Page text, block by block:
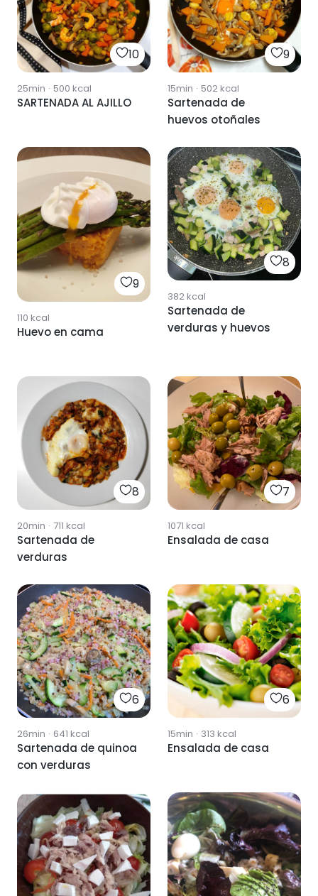
10
25min · 500 kcal
SARTENADA AL AJILLO
9
15min · 502kcal
Sartenada de
huevos otoñales
9
110 kcal
Huevo en cama
8
382kcal
Sartenada de
verduras y huevos
8
20min · 711 kcal
Sartenada de
verduras
7
1071 kcal
Ensalada de casa
6
26min · 641 kcal
Sartenada de quinoa
con verduras
6
15min · 313 kcal
Ensalada de casa